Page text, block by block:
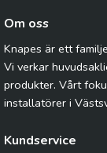
Om oss
Knapes är ett
Vi verkar
produkter. Vårt
installatörer i
Kundservice